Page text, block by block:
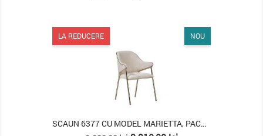
LA REDUCERE NOU
SCAUN 6377 CU MODEL MARIETTA, PACHET 2 BUCATI